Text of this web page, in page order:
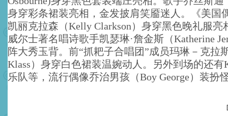
身穿彩条裙装亮相，金发披肩笑靥迷人。《美国
凯丽克拉森（Kelly Clarkson）身穿黑色晚礼服亮
威尔士著名唱诗歌手凯瑟琳·詹金斯（Katherine
阵大秀玉背。前“抓耙子合唱团”成员玛琳－克拉
Klass）身穿白色裙装温婉动人。另外到场的还有
乐队等，流行偶像乔治男孩（Boy George）装扮
[